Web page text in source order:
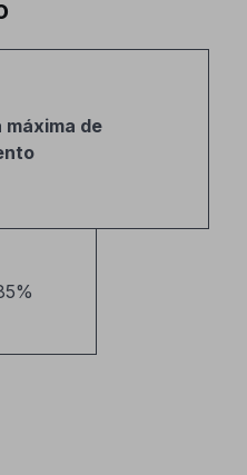
máxima de